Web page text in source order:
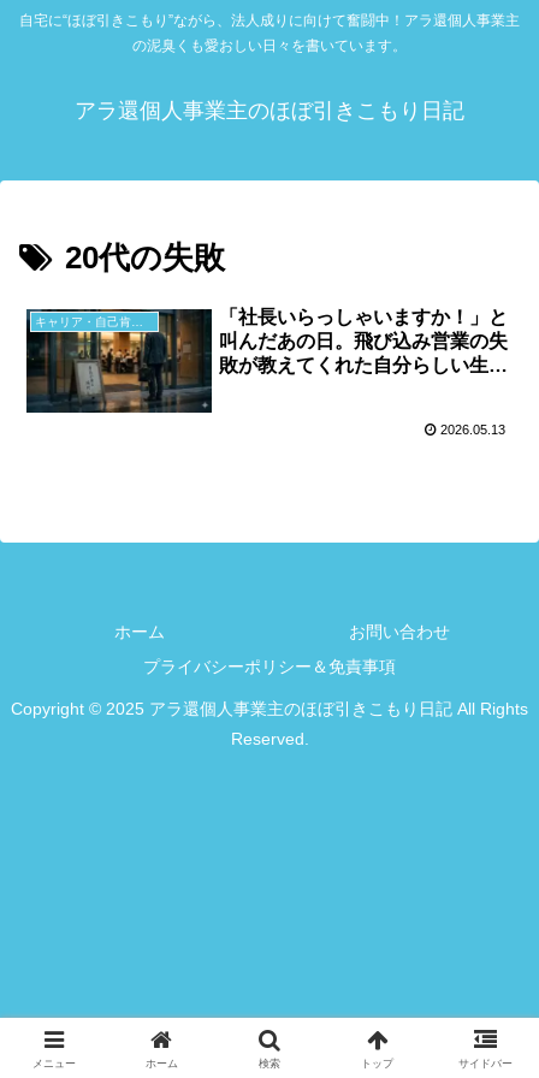
自宅に“ほぼ引きこもり”ながら、法人成りに向けて奮闘中！アラ還個人事業主
の泥臭くも愛おしい日々を書いています。
アラ還個人事業主のほぼ引きこもり日記
20代の失敗
キャリア・自己肯定感
「社長いらっしゃいますか！」と
叫んだあの日。飛び込み営業の失
敗が教えてくれた自分らしい生き
2026.05.13
ホーム
お問い合わせ
プライバシーポリシー＆免責事項
Copyright © 2025 アラ還個人事業主のほぼ引きこもり日記 All Rights
Reserved.
メニュー ホーム 検索 トップ サイドバー